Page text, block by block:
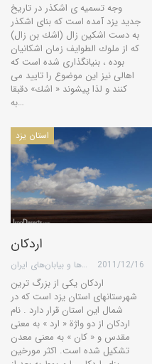
وجه تسمیه ی اشكذر در تاریخ
جدید یزد آمده است كه بنای اشكذر
به دست اشكین زال (اشك بن زال)
كه از ملوك الطوایف زمان اشكانیان
بوده ، بنیانگذاری شده است كه
اهالی نیز این موضوع را تایید می
كنند و لذا پیشوند « اشك» دقبقا
به…
استان یزد
اردکان
گروه کویرها و بیابان‌های ایران 2011/12/16
اردکان یکی از بزرگ ترین
شهرستانهای استان یزد است که در
شمال این استان قرار دارد . نام
اردكان از دو واژة « ارد » به معنی
مقدس و « كان » به معنی معدن
تشكیل شده است. اکثر مورخین